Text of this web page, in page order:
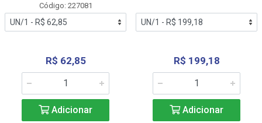
Código: 227081
R$ 62,85
Adicionar
R$ 199,18
Adicionar